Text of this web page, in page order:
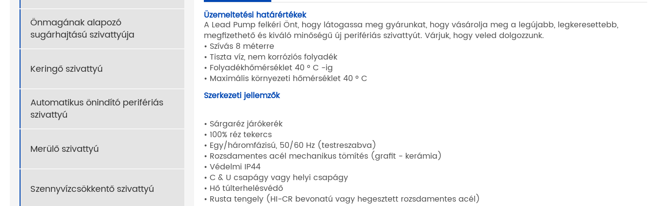
Önmagának alapozó
sugárhajtású szivattyúja
Keringő szivattyú
Automatikus önindító perifériás
szivattyú
Merülő szivattyú
Szennyvízcsökkentő szivattyú
Üzemeltetési határértékek
A Lead Pump felkéri Önt, hogy látogassa meg gyárunkat, hogy vásárolja meg a legújabb, legkeresettebb,
megfizethető és kiváló minőségű új perifériás szivattyút. Várjuk, hogy veled dolgozzunk.
• Szívás 8 méterre
• Tiszta víz, nem korróziós folyadék
• Folyadékhőmérséklet 40 ° C -ig
• Maximális környezeti hőmérséklet 40 ° C
Szerkezeti jellemzők
• Sárgaréz járókerék
• 100% réz tekercs
• Egy/háromfázisú, 50/60 Hz (testreszabva)
• Rozsdamentes acél mechanikus tömítés (grafit - kerámia)
• Védelmi IP44
• C & U csapágy vagy helyi csapágy
• Hő túlterhelésvédő
• Rusta tengely (HI-CR bevonatú vagy hegesztett rozsdamentes acél)